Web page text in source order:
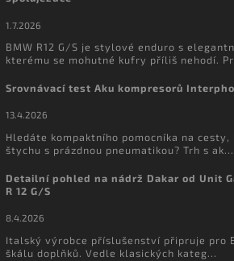
1.7.2026
BMW R12 G/S je stylové enduro s
kterému se mohutné kufry příliš nehodí.
Srovnávací test Aku kompresorů
13.4.2026
Hledáte kompaktního pomocníka na
štychu s prázdnou pneumatikou? Trh s ak...
Detailní pohled na nádrž Dakar od Unit
R 12 G/S
8.4.2026
Italský výrobce příslušenství připruje pro
škálu doplňků. Vedle klasických kateg...